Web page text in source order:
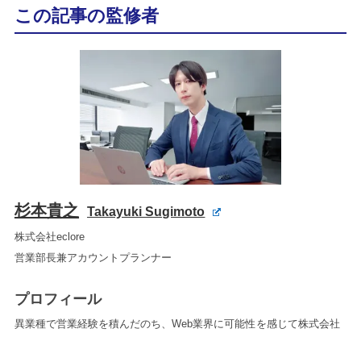
この記事の監修者
杉本貴之 Takayuki Sugimoto
株式会社eclore
営業部長兼アカウントプランナー
プロフィール
異業種で営業経験を積んだのち、Web業界に可能性を感じて株式会社